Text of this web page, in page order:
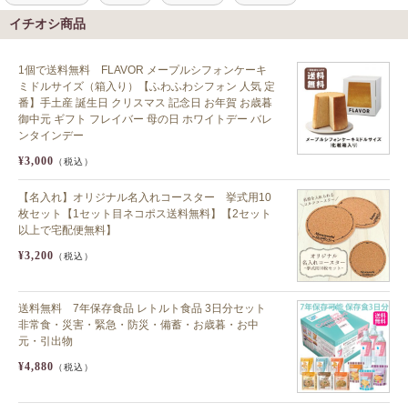
イチオシ商品
1個で送料無料 FLAVOR メープルシフォンケーキ
ミドルサイズ（箱入り）【ふわふわシフォン 人気 定
番】手土産 誕生日 クリスマス 記念日 お年賀 お歳暮
御中元 ギフト フレイバー 母の日 ホワイトデー バレ
ンタインデー
¥3,000 （税込）
【名入れ】オリジナル名入れコースター 挙式用10
枚セット【1セット目ネコポス送料無料】【2セット
以上で宅配便無料】
¥3,200 （税込）
送料無料 7年保存食品 レトルト食品 3日分セット
非常食・災害・緊急・防災・備蓄・お歳暮・お中
元・引出物
¥4,880 （税込）